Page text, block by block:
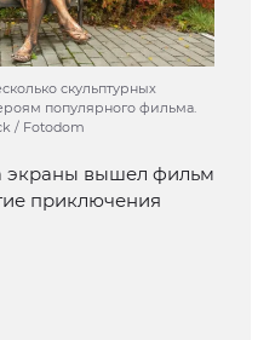
скульптурных
популярного фильма.
/ Fotodom
экраны вышел фильм
приключения